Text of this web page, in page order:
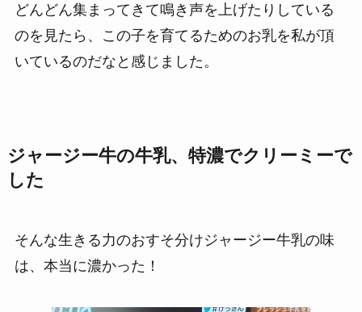
どんどん集まってきて鳴き声を上げたりしている
のを見たら、この子を育てるためのお乳を私が頂
いているのだなと感じました。
ジャージー牛の牛乳、特濃でクリーミーで
した
そんな生きる力のおすそ分けジャージー牛乳の味
は、本当に濃かった！